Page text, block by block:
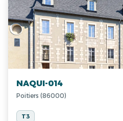
NAQUI-014
Poitiers (86000)
T3